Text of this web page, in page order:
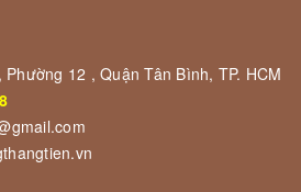
12 , Quận Tân Bình, TP. HCM